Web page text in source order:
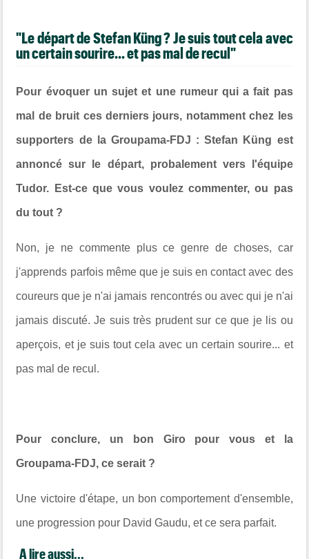
"Le départ de Stefan Küng ? Je suis tout cela avec
un certain sourire... et pas mal de recul"
Pour évoquer un sujet et une rumeur qui a fait pas
mal de bruit ces derniers jours, notamment chez les
supporters de la Groupama-FDJ : Stefan Küng est
annoncé sur le départ, probalement vers l'équipe
Tudor. Est-ce que vous voulez commenter, ou pas
du tout ?
Non, je ne commente plus ce genre de choses, car
j'apprends parfois même que je suis en contact avec des
coureurs que je n'ai jamais rencontrés ou avec qui je n'ai
jamais discuté. Je suis très prudent sur ce que je lis ou
aperçois, et je suis tout cela avec un certain sourire... et
pas mal de recul.
Pour conclure, un bon Giro pour vous et la
Groupama-FDJ, ce serait ?
Une victoire d'étape, un bon comportement d'ensemble,
une progression pour David Gaudu, et ce sera parfait.
A lire aussi...